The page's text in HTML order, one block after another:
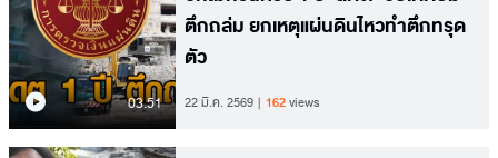
03.51
ตึกถล่ม ยกเหตุแผ่นดินไหวทำตึกทรุด
ตัว
22 มี.ค. 2569 162views